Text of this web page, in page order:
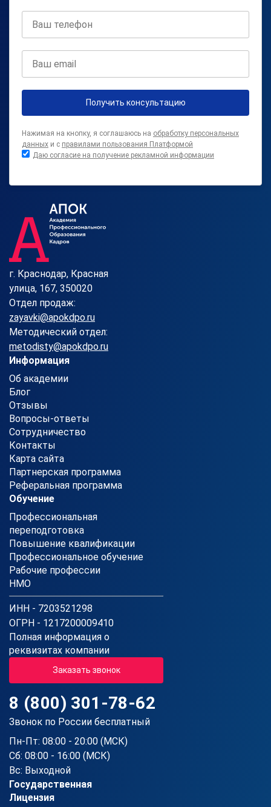
Получить консультацию
Нажимая на кнопку, я соглашаюсь на обработку персональных
данных и с правилами пользования Платформой
Даю согласие на получение рекламной информации
г. Краснодар, Красная
улица, 167, 350020
Отдел продаж:
zayavki@apokdpo.ru
Методический отдел:
metodisty@apokdpo.ru
Информация
Об академии
Блог
Отзывы
Вопросы-ответы
Сотрудничество
Контакты
Карта сайта
Партнерская программа
Реферальная программа
Обучение
Профессиональная
переподготовка
Повышение квалификации
Профессиональное обучение
Рабочие профессии
НМО
ИНН - 7203521298
ОГРН - 1217200009410
Полная информация о
реквизитах компании
Заказать звонок
8 (800) 301-78-62
Звонок по России бесплатный
Пн-Пт: 08:00 - 20:00 (МСК)
Сб: 08:00 - 16:00 (МСК)
Вс: Выходной
Государственная
Лицензия